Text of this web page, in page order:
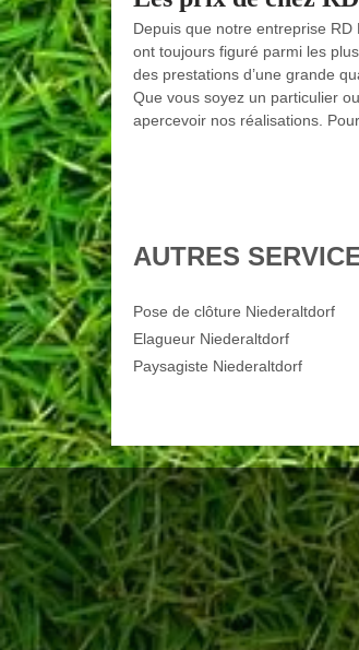
Depuis que notre entreprise
ont toujours figuré parmi les
des prestations d’une grande
Que vous soyez un particulier
apercevoir nos réalisations.
AUTRES
Pose de clôture Niederaltdorf
Elagueur Niederaltdorf
Paysagiste Niederaltdorf